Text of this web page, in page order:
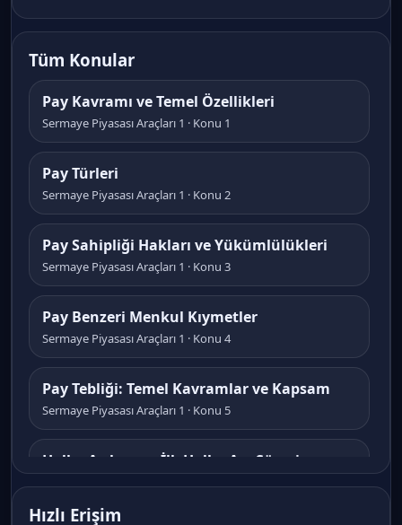
Tüm Konular
Pay Kavramı ve Temel Özellikleri
Sermaye Piyasası Araçları 1 · Konu 1
Pay Türleri
Sermaye Piyasası Araçları 1 · Konu 2
Pay Sahipliği Hakları ve Yükümlülükleri
Sermaye Piyasası Araçları 1 · Konu 3
Pay Benzeri Menkul Kıymetler
Sermaye Piyasası Araçları 1 · Konu 4
Pay Tebliği: Temel Kavramlar ve Kapsam
Sermaye Piyasası Araçları 1 · Konu 5
Halka Açılma ve İlk Halka Arz Süreci
Hızlı Erişim